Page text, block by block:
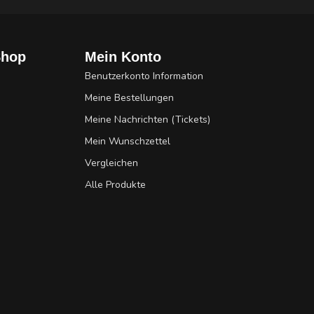
Mein Konto
Benutzerkonto Information
Meine Bestellungen
Meine Nachrichten (Tickets)
Mein Wunschzettel
Vergleichen
Alle Produkte